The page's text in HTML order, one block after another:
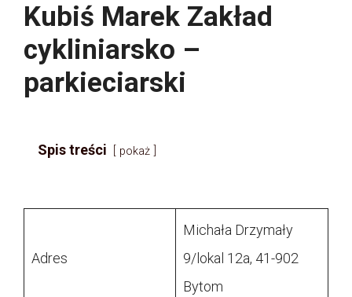
Kubiś Marek Zakład
cykliniarsko –
parkieciarski
Spis treści pokaż
Adres
Michała Drzymały
9/lokal 12a, 41-902
Bytom